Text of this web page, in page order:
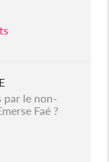
par le non-
Faé ?